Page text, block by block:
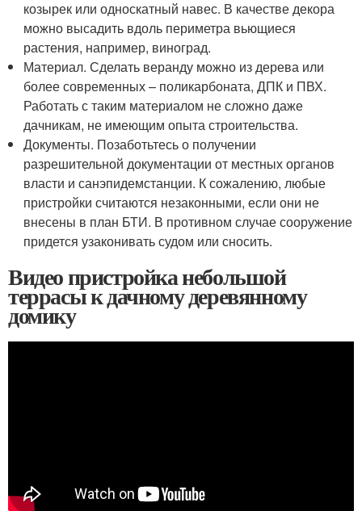
козырек или односкатный навес. В качестве декора
можно высадить вдоль периметра вьющиеся
растения, например, виноград.
Материал. Сделать веранду можно из дерева или
более современных – поликарбоната, ДПК и ПВХ.
Работать с таким материалом не сложно даже
дачникам, не имеющим опыта строительства.
Документы. Позаботьтесь о получении
разрешительной документации от местных органов
власти и санэпидемстанции. К сожалению, любые
пристройки считаются незаконными, если они не
внесены в план БТИ. В противном случае сооружение
придется узаконивать судом или сносить.
Видео пристройка небольшой
террасы к дачному деревянному
домику